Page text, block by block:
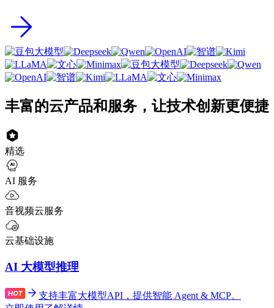
丰富的云产品和服务，让技术创新更便捷
精选
AI 服务
音视频云服务
云基础设施
AI 大模型推理
支持丰富大模型API，提供智能 Agent & MCP。